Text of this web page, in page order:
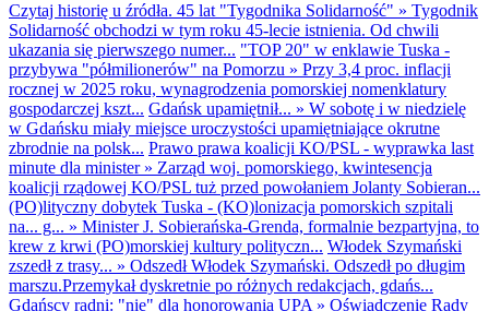
Czytaj historię u źródła. 45 lat "Tygodnika Solidarność" » Tygodnik
Solidarność obchodzi w tym roku 45-lecie istnienia. Od chwili
ukazania się pierwszego numer... "TOP 20" w enklawie Tuska -
przybywa "półmilionerów" na Pomorzu » Przy 3,4 proc. inflacji
rocznej w 2025 roku, wynagrodzenia pomorskiej nomenklatury
gospodarczej kszt... Gdańsk upamiętnił... » W sobotę i w niedzielę
w Gdańsku miały miejsce uroczystości upamiętniające okrutne
zbrodnie na polsk... Prawo prawa koalicji KO/PSL - wyprawka last
minute dla minister» Zarząd woj. pomorskiego, kwintesencja
koalicji rządowej KO/PSL tuż przed powołaniem Jolanty Sobieran...
(PO)lityczny dobytek Tuska - (KO)lonizacja pomorskich szpitali
na... g... » Minister J. Sobierańska-Grenda, formalnie bezpartyjna, to
krew z krwi (PO)morskiej kultury polityczn... Włodek Szymański
zszedł z trasy... » Odszedł Włodek Szymański. Odszedł po długim
marszu.Przemykał dyskretnie po różnych redakcjach, gdańs...
Gdańscy radni: "nie" dla honorowania UPA » Oświadczenie Rady